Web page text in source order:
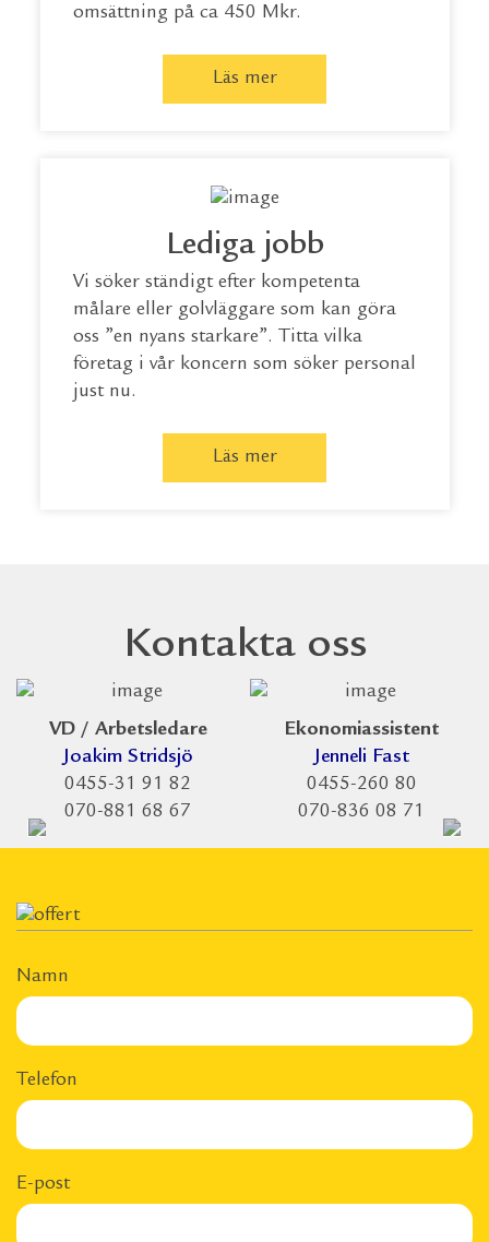
omsättning på ca 450 Mkr.
Läs mer
Lediga jobb
Vi söker ständigt efter kompetenta
målare eller golvläggare som kan göra
oss ”en nyans starkare”. Titta vilka
företag i vår koncern som söker personal
just nu.
Läs mer
Kontakta oss
VD / Arbetsledare
Joakim Stridsjö
0455-31 91 82
070-881 68 67
Ekonomiassistent
Jenneli Fast
0455-260 80
070-836 08 71
Namn
Telefon
E-post